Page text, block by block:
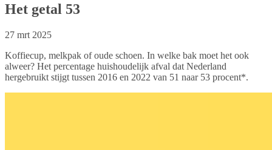
Het getal 53
27 mrt 2025
Koffiecup, melkpak of oude schoen. In welke bak moet het ook
alweer? Het percentage huishoudelijk afval dat Nederland
hergebruikt stijgt tussen 2016 en 2022 van 51 naar 53 procent*.